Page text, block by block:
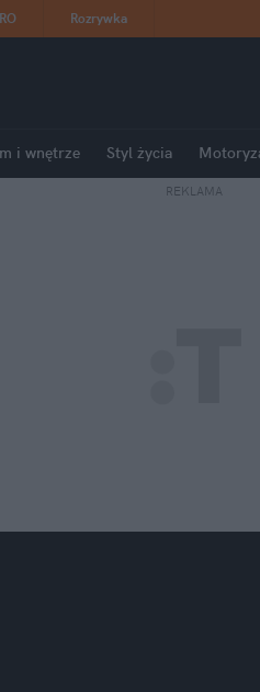
Rozrywka
i wnętrze Styl życia
REKLAMA